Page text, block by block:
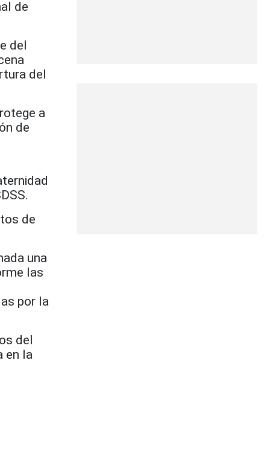
de
del
del
a
de
de
una
las
por la
del
en la